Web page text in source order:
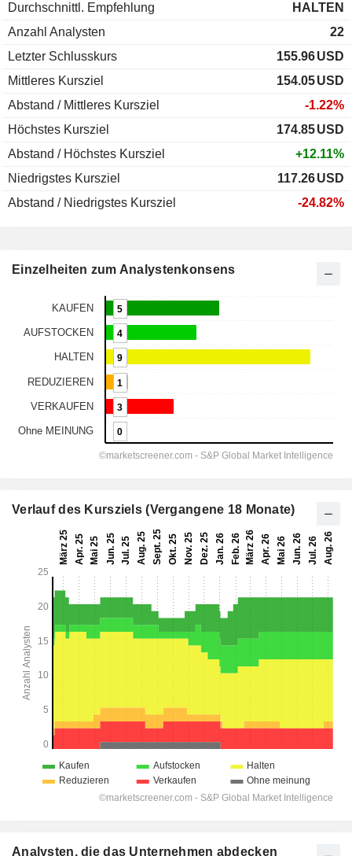
Durchschnittl. Empfehlung
HALTEN
Anzahl Analysten
22
Letzter Schlusskurs
155.96USD
Mittleres Kursziel
154.05USD
Abstand / Mittleres Kursziel
-1.22%
Höchstes Kursziel
174.85USD
Abstand / Höchstes Kursziel
+12.11%
Niedrigstes Kursziel
117.26USD
Abstand / Niedrigstes Kursziel
-24.82%
Einzelheiten zum Analystenkonsens
Verlauf des Kursziels (Vergangene 18 Monate)
Analysten, die das Unternehmen abdecken